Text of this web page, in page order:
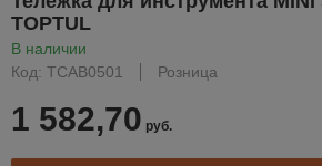
TOPTUL
В наличии
Код: TCAB0501
Розница
1 582,70 руб.